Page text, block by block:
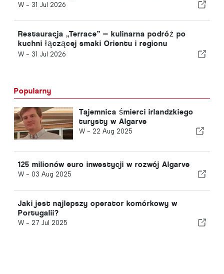
W - 31 Jul 2026
Restauracja „Terrace” — kulinarna podróż po
kuchni łączącej smaki Orientu i regionu
śródziemnomorskiego
W - 31 Jul 2026
Popularny
Tajemnica śmierci irlandzkiego
turysty w Algarve
W - 22 Aug 2025
125 milionów euro inwestycji w rozwój Algarve
W - 03 Aug 2025
Jaki jest najlepszy operator komórkowy w
Portugalii?
W - 27 Jul 2025